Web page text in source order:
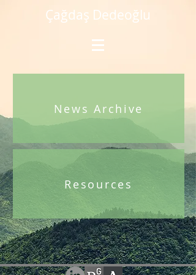
Çağdaş Dedeoğlu
News Archive
Resources